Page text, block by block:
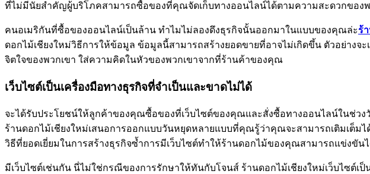
ที่ไม่มีนัยสำคัญผู้บริโภคสามารถซื้อของที่คุณจัดเก็บทางออนไลน์ได้ตามความสะดวกของพ
คนอเมริกันที่ซื้อของออนไลน์เป็นล้าน ทำไมไม่ลองดึงธุรกิจนั้นออกมาในแบบของคุณล่ะร้
ดอกไม้เชียงใหม่วิธีการให้ข้อมูล ข้อมูลนี้สามารถสร้างยอดขายที่อาจไม่เกิดขึ้น ตัวอย่าง
จิตใจของพวกเขา ใส่ความคิดในหัวของพวกเขาจากที่ร้านค้าของคุณ
เว็บไซต์เป็นเครื่องมือทางธุรกิจที่จำเป็นและขาดไม่ได้
จะได้รับประโยชน์ให้ลูกค้าของคุณซื้อของที่เว็บไซต์ของคุณและสั่งซื้อทางออนไลน์ในช่ว
ร้านดอกไม้เชียงใหม่เสนอการออกแบบวันหยุดหลายแบบที่คุณรู้ว่าคุณจะสามารถเติมเต็
วิธีที่ยอดเยี่ยมในการสร้างธุรกิจซ้ำการมีเว็บไซต์ทำให้ร้านดอกไม้ของคุณสามารถแข่งขั
มีเว็บไซต์เช่นกัน นี่ไม่ใช่กรณีของการรักษาให้ทันกับโจนส์ ร้านดอกไม้เชียงใหม่เว็บไซต์เ